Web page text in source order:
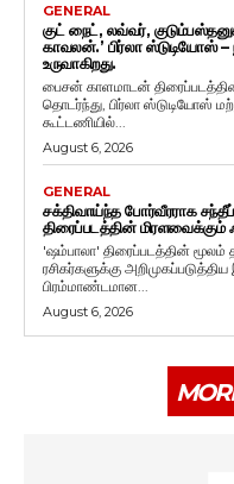
GENERAL
குட் நைட், லவ்வர்,
காவலன்.’ பிர்லா ஸ்டுடியோஸ்
உருவாகிறது.
பைசன் காளமாடன்
தொடர்ந்து, பிர்லா ஸ்டுடியோஸ்
கூட்டணியில்...
August 6, 2026
GENERAL
சக்திவாய்ந்த போர்வீரராக சந்தீப்
திரைப்படத்தின் மிரளவைக்கும்
'ஷம்பாலா' திரைப்படத்தின்
ரசிகர்களுக்கு
பிரம்மாண்டமான...
August 6, 2026